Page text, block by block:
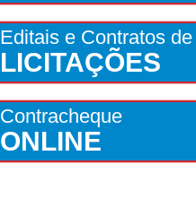
Editais e Contratos de
LICITAÇÕES
Contracheque
ONLINE